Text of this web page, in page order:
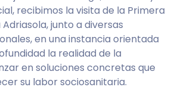
recibimos la visita de la Primera
junto a diversas
en una instancia orientada
la realidad de la
en soluciones concretas que
su labor sociosanitaria.